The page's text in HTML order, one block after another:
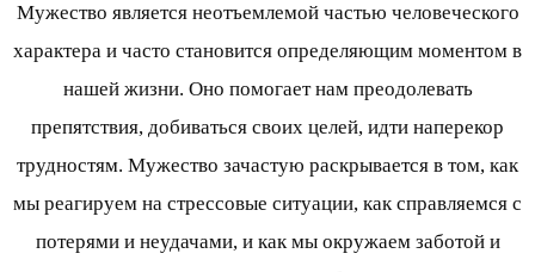
Мужество является неотъемлемой частью человеческого
характера и часто становится определяющим моментом в
нашей жизни. Оно помогает нам преодолевать
препятствия, добиваться своих целей, идти наперекор
трудностям. Мужество зачастую раскрывается в том, как
мы реагируем на стрессовые ситуации, как справляемся с
потерями и неудачами, и как мы окружаем заботой и